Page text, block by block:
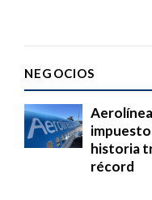
NEGOCIOS
historia
récord